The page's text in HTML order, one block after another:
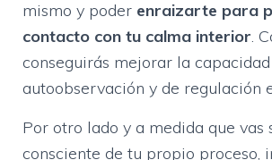
mismo y poder enraizarte para
contacto con tu calma interior.
conseguirás mejorar la
autoobservación y de regulación
Por otro lado y a medida que vas
consciente de tu propio proceso,